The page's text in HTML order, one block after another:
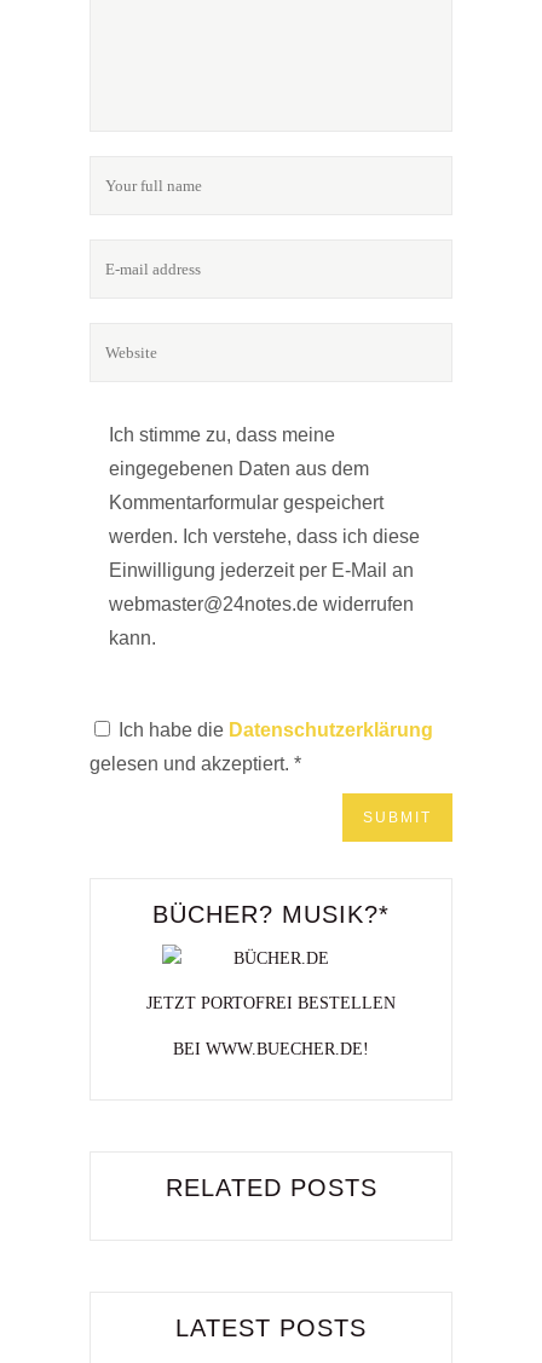
Ich stimme zu, dass meine
eingegebenen Daten aus dem
Kommentarformular gespeichert
werden. Ich verstehe, dass ich diese
Einwilligung jederzeit per E-Mail an
webmaster@24notes.de widerrufen
kann.
Ich habe die Datenschutzerklärung
gelesen und akzeptiert. *
BÜCHER? MUSIK?*
JETZT PORTOFREI BESTELLEN
BEI WWW.BUECHER.DE!
RELATED POSTS
LATEST POSTS